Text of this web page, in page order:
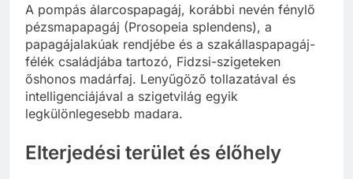
A pompás álarcospapagáj, korábbi nevén fénylő
pézsmapapagáj (Prosopeia splendens), a
papagájalakúak rendjébe és a szakállaspapagáj-
félék családjába tartozó, Fidzsi-szigeteken
őshonos madárfaj. Lenyűgöző tollazatával és
intelligenciájával a szigetvilág egyik
legkülönlegesebb madara.
Elterjedési terület és élőhely